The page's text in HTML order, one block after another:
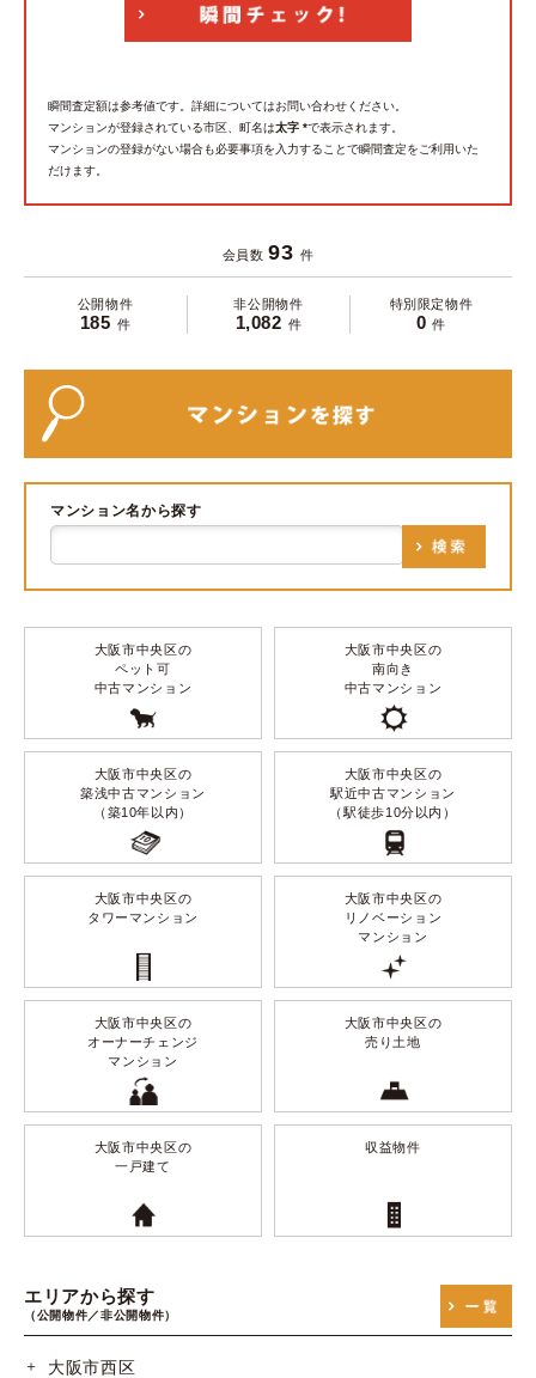
瞬間査定額は参考値です。詳細についてはお問い合わせください。
マンションが登録されている市区、町名は太字 *で表示されます。
マンションの登録がない場合も必要事項を入力することで瞬間査定をご利用いた
だけます。
会員数 93 件
公開物件
185 件
非公開物件
1,082 件
特別限定物件
0 件
マンション名から探す
大阪市中央区の
ペット可
中古マンション
大阪市中央区の
南向き
中古マンション
大阪市中央区の
築浅中古マンション
（築10年以内）
大阪市中央区の
駅近中古マンション
（駅徒歩10分以内）
大阪市中央区の
タワーマンション
大阪市中央区の
リノベーション
マンション
大阪市中央区の
オーナーチェンジ
マンション
大阪市中央区の
売り土地
大阪市中央区の
一戸建て
収益物件
エリアから探す
（公開物件／非公開物件）
大阪市西区